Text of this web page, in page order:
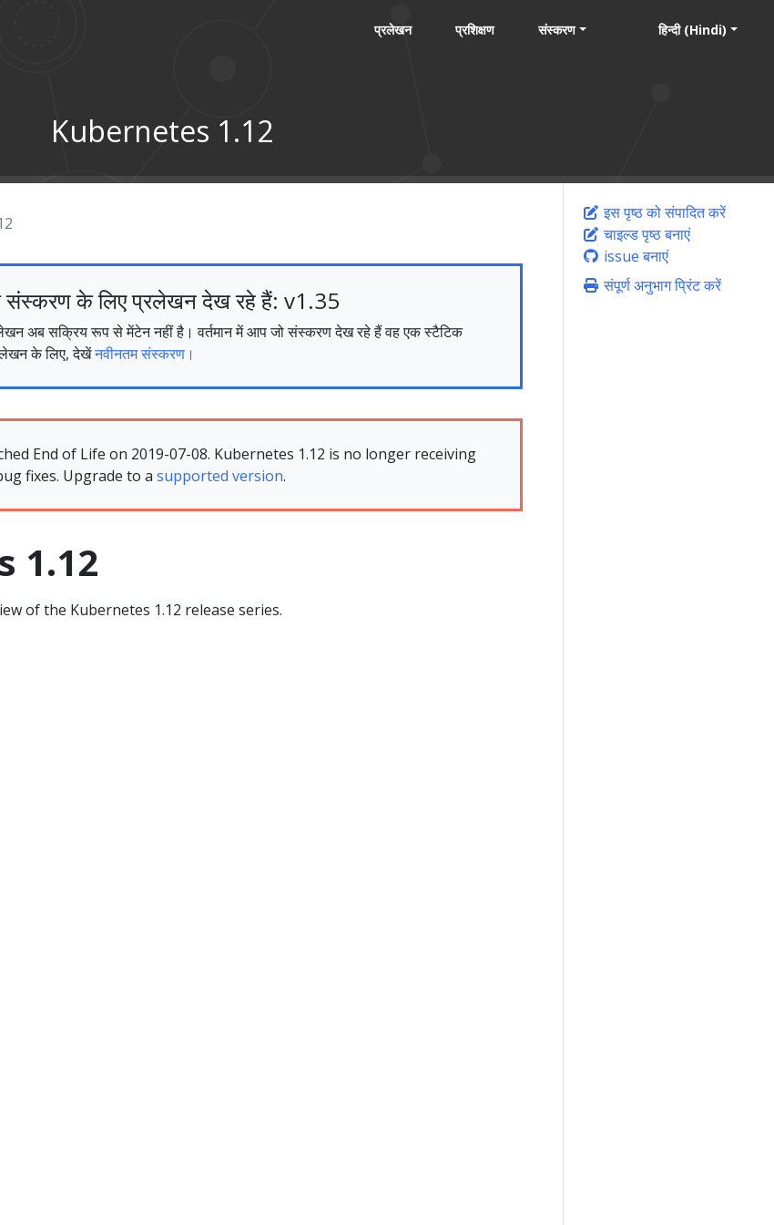
प्रलेखन प्रशिक्षण संस्करण हिन्दी (Hindi)
Kubernetes 1.12
इस पृष्ठ को संपादित करें
चाइल्ड पृष्ठ बनाएं
issue बनाएं
संपूर्ण अनुभाग प्रिंट करें
के लिए प्रलेखन देख रहे हैं: v1.35
अब सक्रिय रूप से मेंटेन नहीं है। वर्तमान में आप जो संस्करण देख रहे हैं वह एक स्टैटिक
के लिए, देखेंनवीनतम संस्करण।
End of Life on 2019-07-08. Kubernetes 1.12 is no longer receiving
fixes. Upgrade to a supported version.
1.12
of the Kubernetes 1.12 release series.